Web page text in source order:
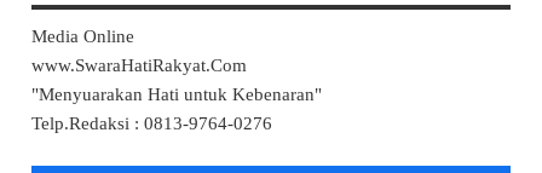
Media Online
www.SwaraHatiRakyat.Com
"Menyuarakan Hati untuk Kebenaran"
Telp.Redaksi : 0813-9764-0276